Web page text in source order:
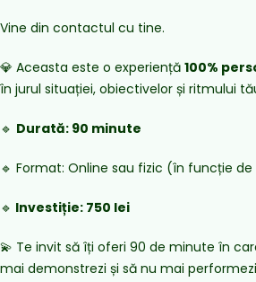
Vine din contactul cu tine.
💎 Aceasta este o experiență 100%
în jurul situației, obiectivelor și ritmului
🔹 Durată: 90 minute
🔹 Format: Online sau fizic (în funcție
🔹 Investiție: 750 lei
💫 Te invit să îți oferi 90 de minute în
mai demonstrezi și să nu mai